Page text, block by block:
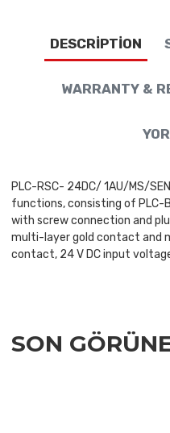
DESCRIPTION
WARRANTY &
PLC-RSC- 24DC/ 1AU/MS/
functions, consisting of PLC-
with screw connection and
multi-layer gold contact and
contact, 24 V DC input
SON